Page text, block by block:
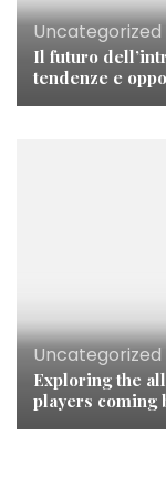
Uncategorized
Il futuro
tendenze e
Uncategorized
Exploring the
players coming